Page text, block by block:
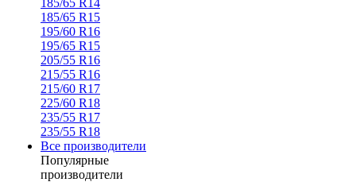
185/65 R14
185/65 R15
195/60 R16
195/65 R15
205/55 R16
215/55 R16
215/60 R17
225/60 R18
235/55 R17
235/55 R18
Все производители
Популярные
производители